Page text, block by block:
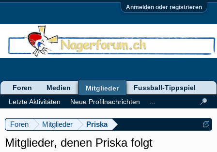
Anmelden oder registrieren
Foren Mitglieder Priska
Mitglieder, denen Priska folgt
Foren Medien
Mitglieder
Letzte Aktivitäten
Neue Profilnachrichten
Fussball-Tippspiel